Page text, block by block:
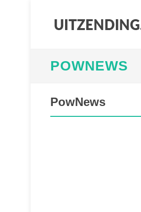
POWNEWS
PowNews